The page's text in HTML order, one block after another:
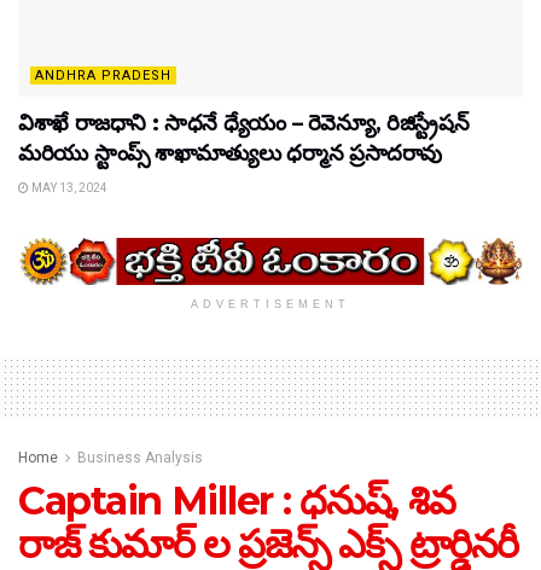
ANDHRA PRADESH
విశాఖే రాజధాని : సాధ‌నే ధ్యేయం – రెవెన్యూ, రిజిస్ట్రేషన్
మరియు స్టాంప్స్ శాఖామాత్యులు ధ‌ర్మాన ప్ర‌సాద‌రావు
MAY 13, 2024
ADVERTISEMENT
Home Business Analysis
Captain Miller : ధనుష్, శివ
రాజ్ కుమార్ ల ప్రజెన్స్ ఎక్స్ ట్రార్డినరీ